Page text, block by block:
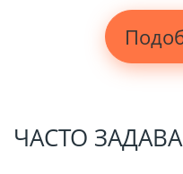
ЧАСТО